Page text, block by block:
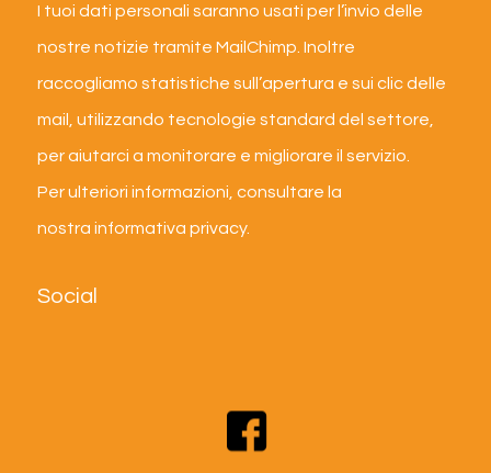
I tuoi dati personali saranno usati per l’invio delle
nostre notizie tramite MailChimp. Inoltre
raccogliamo statistiche sull’apertura e sui clic delle
mail, utilizzando tecnologie standard del settore,
per aiutarci a monitorare e migliorare il servizio.
Per ulteriori informazioni, consultare la
nostra informativa privacy.
Social